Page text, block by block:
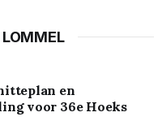
LOMMEL
en
voor 36e Hoeks